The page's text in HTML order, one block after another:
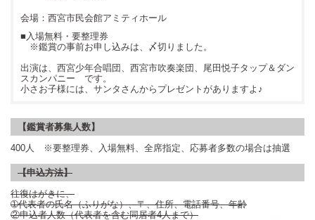
西宮市民会館アミティホール
■入場無料・要整理券
※鑑賞の事前お申し込みは、〆切りました。
出演は、西宮少年合唱団、西宮市吹奏楽団、尾田悦子タップ＆ダン
スカンパニー です。
小さお子様には、サンタさんからプレゼントがありますよ♪
【鑑賞者募集人数】
400人 ※要整理券、入場無料、全席指定、応募者多数の場合は抽選
【申込方法】
往復はがきに、
➀代表者の氏名（ふりがな）、〒、住所、電話番号、年齢
②申込者人数（代表者を含む同居者4人まで）